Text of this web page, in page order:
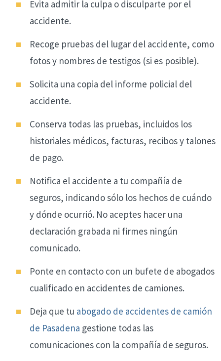
Evita admitir la culpa o disculparte por el
accidente.
Recoge pruebas del lugar del accidente, como
fotos y nombres de testigos (si es posible).
Solicita una copia del informe policial del
accidente.
Conserva todas las pruebas, incluidos los
historiales médicos, facturas, recibos y talones
de pago.
Notifica el accidente a tu compañía de
seguros, indicando sólo los hechos de cuándo
y dónde ocurrió. No aceptes hacer una
declaración grabada ni firmes ningún
comunicado.
Ponte en contacto con un bufete de abogados
cualificado en accidentes de camiones.
Deja que tu abogado de accidentes de camión
de Pasadena gestione todas las
comunicaciones con la compañía de seguros.